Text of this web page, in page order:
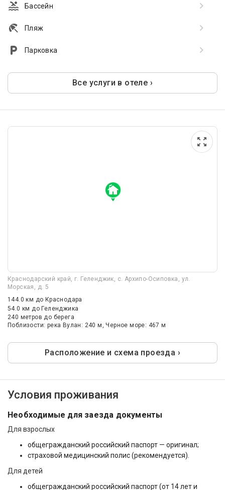
Бассейн
Пляж
Парковка
Все услуги в отеле ›
Краснодарский край, г. Геленджик, с. Архипо-Осиповка, ул.
Морская, д. 5
144.0 км до Краснодара
54.0 кмдо Геленджика
240 метров до берега
Поблизости: река Вулан: 240 м, Черное море: 467 м
Расположение и схема проезда ›
Условия проживания
Необходимые для заезда документы
Для взрослых
общегражданский российский паспорт — оригинал;
страховой медицинский полис (рекомендуется).
Для детей
общегражданский российский паспорт (от 14 лет и